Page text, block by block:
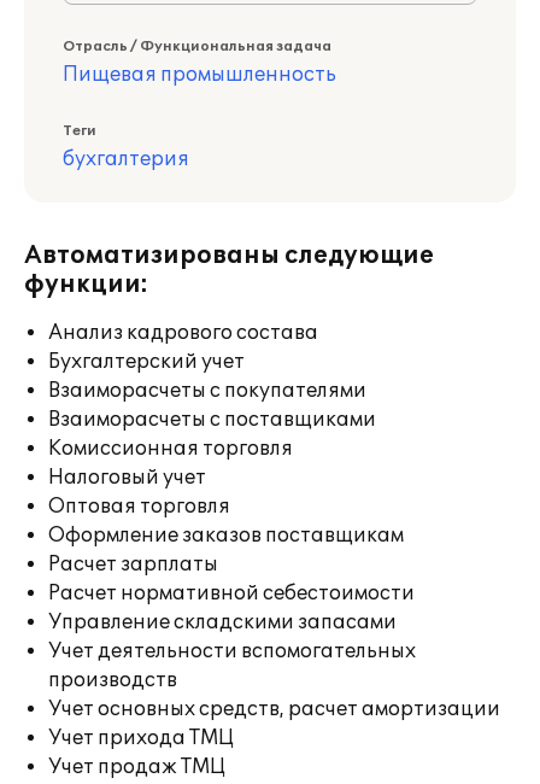
Отрасль / Функциональная задача
Пищевая промышленность
Теги
бухгалтерия
Автоматизированы следующие
функции:
Анализ кадрового состава
Бухгалтерский учет
Взаиморасчеты с покупателями
Взаиморасчеты с поставщиками
Комиссионная торговля
Налоговый учет
Оптовая торговля
Оформление заказов поставщикам
Расчет зарплаты
Расчет нормативной себестоимости
Управление складскими запасами
Учет деятельности вспомогательных
производств
Учет основных средств, расчет амортизации
Учет прихода ТМЦ
Учет продаж ТМЦ